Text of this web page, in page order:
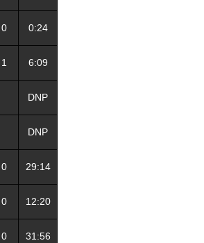
0 0:24
1 6:09
DNP
DNP
0 29:14
0 12:20
0 31:56